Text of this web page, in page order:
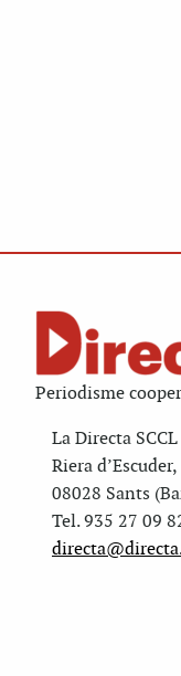
Periodisme
La Directa SCCL
Riera
08028 Sants
Tel. 935 27 09